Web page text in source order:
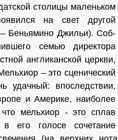
столицы маленьком
на свет другой
Беньямино Джильи). Соб­
семью директора
англиканской церкви,
– это сценический
удачный: впоследствии,
и Америке, наи­более
мельхиор - это сплав
его голосе сочетание